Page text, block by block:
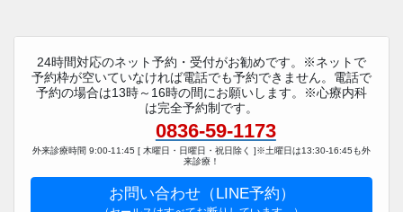
24時間対応のネット予約・受付がお勧めです。※ネットで
予約枠が空いていなければ電話でも予約できません。電話で
予約の場合は13時～16時の間にお願いします。※心療内科
は完全予約制です。
0836-59-1173
外来診療時間 9:00-11:45 [ 木曜日・日曜日・祝日除く ]※土曜日は13:30-16:45も外
来診療！
お問い合わせ（LINE予約）